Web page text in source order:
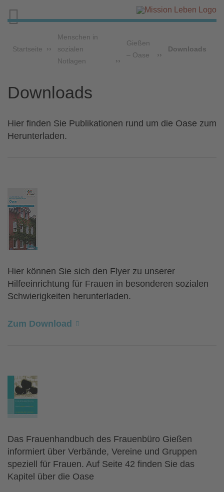

Startseite
Menschen in
sozialen
Notlagen
Gießen
– Oase
Downloads
Downloads
Hier finden Sie Publikationen rund um die Oase zum
Herunterladen.
Hier können Sie sich den Flyer zu unserer
Hilfeeinrichtung für Frauen in besonderen sozialen
Schwierigkeiten herunterladen.
Zum Download
Das Frauenhandbuch des Frauenbüro Gießen
informiert über Verbände, Vereine und Gruppen
speziell für Frauen. Auf Seite 42 finden Sie das
Kapitel über die Oase